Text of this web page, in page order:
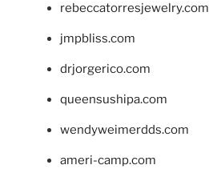
rebeccatorresjewelry.com
jmpbliss.com
drjorgerico.com
queensushipa.com
wendyweimerdds.com
ameri-camp.com